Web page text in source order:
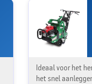
Ideaal voor het
het snel